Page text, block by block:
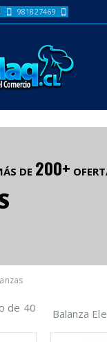
981827469
DE 200+
de 40
Balanza